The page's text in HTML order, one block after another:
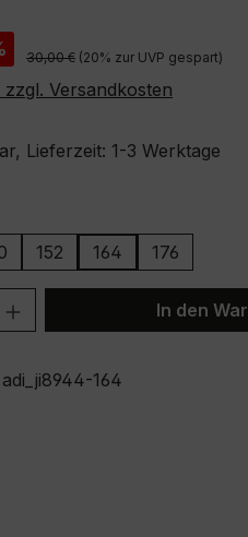
Regulärer Preis:
30,00 € (20% zur UVP gespart)
Versandkosten
Lieferzeit: 1-3 Werktage
zurzeit nicht verfügbar.)
152 164 176
Gib denIn den
adi_ji8944-164